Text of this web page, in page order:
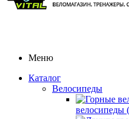
Меню
Каталог
Велосипеды
велосипеды